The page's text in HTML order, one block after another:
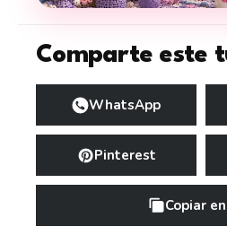
Comparte este
WhatsApp
Pinterest
Copiar